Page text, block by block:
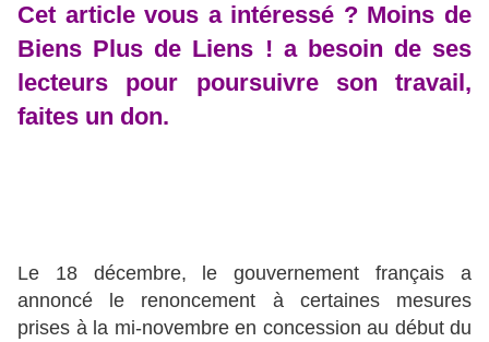
Cet article vous a intéressé ? Moins de
Biens Plus de Liens ! a besoin de ses
lecteurs pour poursuivre son travail,
faites un don.
Le 18 décembre, le gouvernement français a
annoncé le renoncement à certaines mesures
prises à la mi-novembre en concession au début du